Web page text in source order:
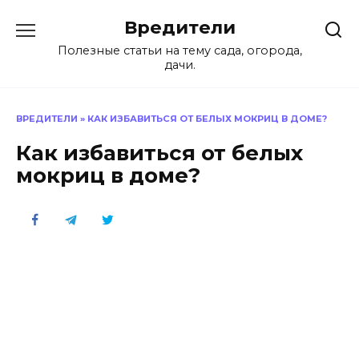
содержанию
Вредители
Полезные статьи на тему сада, огорода,
дачи.
ВРЕДИТЕЛИ » КАК ИЗБАВИТЬСЯ ОТ БЕЛЫХ МОКРИЦ В ДОМЕ?
Как избавиться от белых
мокриц в доме?